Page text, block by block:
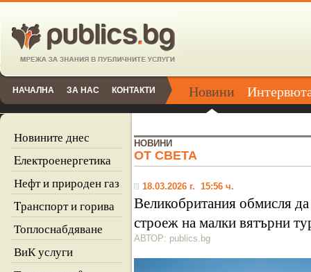
НАЧАЛНА ЗА НАС КОНТАКТИ Новини
Новините днес
Eлектроенергетика
Нефт и природен газ
Tранспорт и горива
Топлоснабдяване
ВиК услуги
НОВИНИ
ОТ СВЕТА
18.03.2026 г. 15:56 ч.
Великобритания обмисля
строеж на малки вятърни
АВТОР: publics.bg